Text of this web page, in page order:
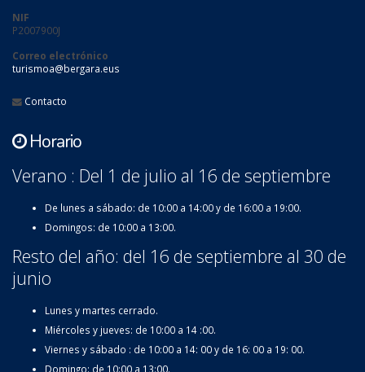
NIF
P2007900J
Correo electrónico
turismoa@bergara.eus
Contacto
Horario
Verano : Del 1 de julio al 16 de septiembre
De lunes a sábado: de 10:00 a 14:00 y de 16:00 a 19:00.
Domingos: de 10:00 a 13:00.
Resto del año: del 16 de septiembre al 30 de
junio
Lunes y martes cerrado.
Miércoles y jueves: de 10:00 a 14 :00.
Viernes y sábado : de 10:00 a 14: 00 y de 16: 00 a 19: 00.
Domingo: de 10:00 a 13:00.